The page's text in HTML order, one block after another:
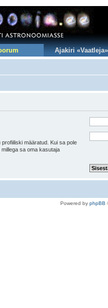
Ajakiri «Vaatleja»
määratud. Kui sa pole
sa oma kasutaja
Powered by phpBB